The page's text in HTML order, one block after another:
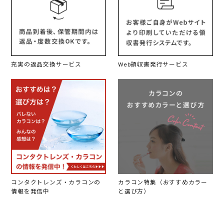
充実の返品交換サービス Web領収書発行サービス
コンタクトレンズ・カラコンの
情報を発信中
カラコン特集（おすすめカラー
と選び方）